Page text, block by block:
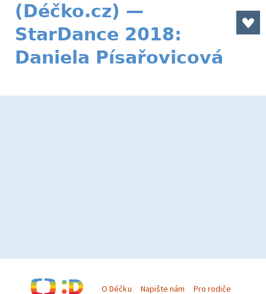
(Déčko.cz) —
StarDance 2018:
Daniela Písařovicová
O Déčku Napište nám Pro rodiče